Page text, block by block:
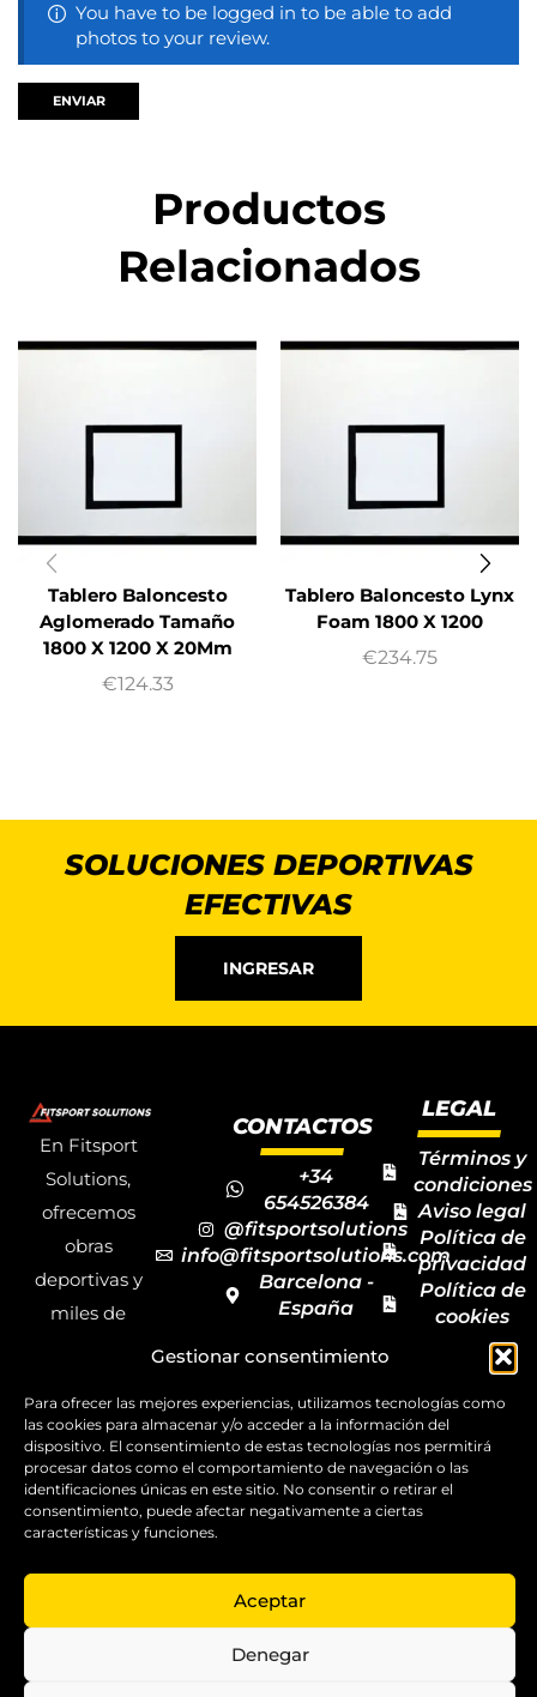
Gestionar consentimiento
Para ofrecer las mejores experiencias, utilizamos tecnologías como
las cookies para almacenar y/o acceder a la información del
dispositivo. El consentimiento de estas tecnologías nos permitirá
procesar datos como el comportamiento de navegación o las
identificaciones únicas en este sitio. No consentir o retirar el
consentimiento, puede afectar negativamente a ciertas
características y funciones.
Aceptar
Denegar
You have to be logged in to be able to add
photos to your review.
Productos
Relacionados
Tablero Baloncesto
Aglomerado Tamaño
1800 X 1200 X 20Mm
€124.33
Tablero Baloncesto Lynx
Foam 1800 X 1200
€234.75
SOLUCIONES DEPORTIVAS
EFECTIVAS
INGRESAR
En Fitsport
Solutions,
ofrecemos
obras
deportivas y
miles de
deportivos
para todas las
disciplinas,
garantizando
la calidad y el
servicio.
Copyright ©
Solutions
CONTACTOS
+34
654526384
@fitsportsolutions
info@fitsportsolutions.com
Barcelona -
España
de contacto
LEGAL
Términos y
condiciones
Aviso legal
Política de
privacidad
Política de
cookies
Mapa del
sitio